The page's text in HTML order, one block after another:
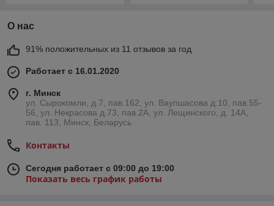
О нас
91% положительных из 11 отзывов за год
Работает с 16.01.2020
г. Минск
ул. Сырокомли, д.7, пав.162, ул. Ваупшасова д.10, пав.55-
56, ул. Некрасова д.73, пав.2А, ул. Лещинского, д. 14А,
пав. 113, Минск, Беларусь
Контакты
Сегодня работает с 09:00 до 19:00
Показать весь график работы